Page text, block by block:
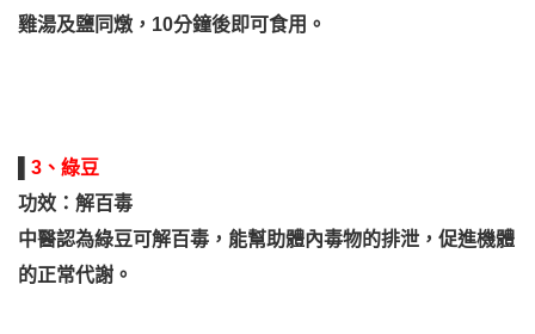
雞湯及鹽同燉，10分鐘後即可食用。
3、綠豆
功效：解百毒
中醫認為綠豆可解百毒，能幫助體內毒物的排泄，促進機體
的正常代謝。